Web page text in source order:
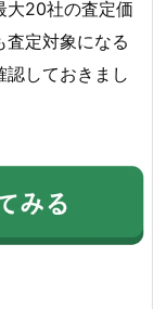
大20社の査定価
定対象になる
しておきまし